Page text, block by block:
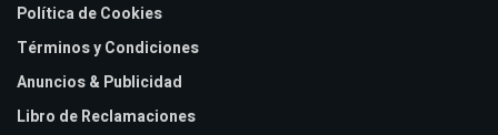
Política de Cookies
Términos y Condiciones
Anuncios & Publicidad
Libro de Reclamaciones